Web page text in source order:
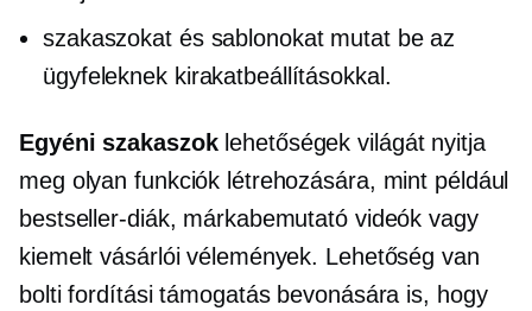
szakaszokat és sablonokat mutat be az
ügyfeleknek kirakatbeállításokkal.
Egyéni szakaszoklehetőségek világát nyitja
meg olyan funkciók létrehozására, mint például
bestseller-diák, márkabemutató videók vagy
kiemelt vásárlói vélemények. Lehetőség van
bolti fordítási támogatás bevonására is, hogy